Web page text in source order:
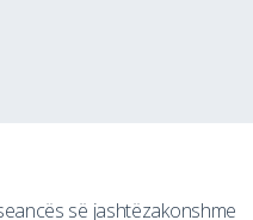
së jashtëzakonshme